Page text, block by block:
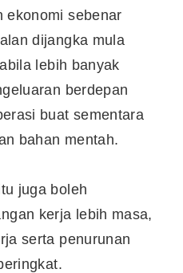
ekonomi sebenar
dijangka mula
lebih banyak
berdepan
buat sementara
bahan mentah.
juga boleh
kerja lebih masa,
serta penurunan